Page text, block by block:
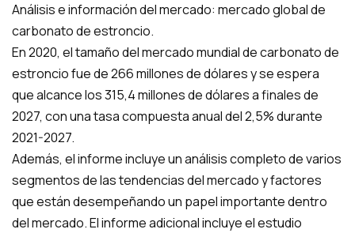
Análisis e información del mercado: mercado global de
carbonato de estroncio.
En 2020, el tamaño del mercado mundial de carbonato de
estroncio fue de 266 millones de dólares y se espera
que alcance los 315,4 millones de dólares a finales de
2027, con una tasa compuesta anual del 2,5% durante
2021-2027.
Además, el informe incluye un análisis completo de varios
segmentos de las tendencias del mercado y factores
que están desempeñando un papel importante dentro
del mercado. El informe adicional incluye el estudio